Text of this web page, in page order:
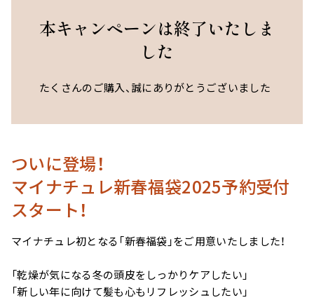
オールインワンカラー
用）
サプリメント シナジ
ー
ンワン
マイナチュレシリーズ一覧
本キャンペーンは終了いたしま
した
たくさんのご購入、誠にありがとうございました
ついに登場！
マイナチュレ新春福袋2025予約受付
スタート！
マイナチュレ初となる「新春福袋」をご用意いたしました！
「乾燥が気になる冬の頭皮をしっかりケアしたい」
「新しい年に向けて髪も心もリフレッシュしたい」